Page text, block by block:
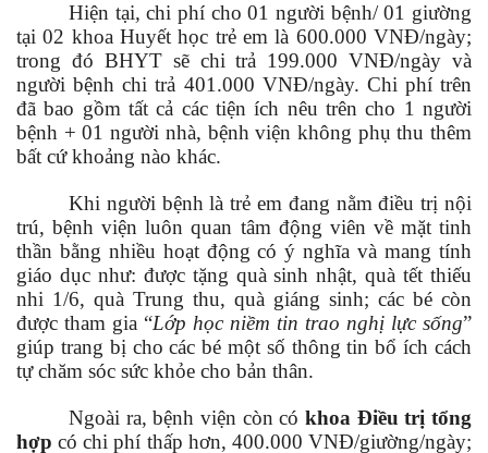
Hiện tại,chi phí cho 01 người bệnh/ 01 giường
tại 02 khoa Huyết học trẻ em là 600.000 VNĐ/ngày;
trong đó BHYT sẽ chi trả 199.000 VNĐ/ngày và
người bệnh chi trả 401.000 VNĐ/ngày. Chi phí trên
đã bao gồm tất cả các tiện ích nêu trên cho 1 người
bệnh + 01 người nhà, bệnh viện không phụ thu thêm
bất cứ khoảng nào khác.
Khi người bệnh là trẻ em đang nằm điều trị nội
trú, bệnh viện luôn quan tâm động viên về mặt tinh
thần bằng nhiều hoạt động có ý nghĩa và mang tính
giáo dục như: được tặng quà sinh nhật, quà tết thiếu
nhi 1/6, quà Trung thu, quà giáng sinh; các bé còn
được tham gia “Lớp học niềm tin trao nghị lực sống”
giúp trang bị cho các bé một số thông tin bổ ích cách
tự chăm sóc sức khỏe cho bản thân.
Ngoài ra, bệnh viện còn có khoa Điều trị tổng
hợp có chi phí thấp hơn, 400.000 VNĐ/giường/ngày;